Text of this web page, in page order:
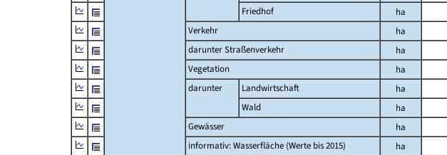
Friedhof
ha
Verkehr
ha
darunter Straßenverkehr
ha
Vegetation
ha
darunter
Landwirtschaft
ha
Wald
ha
Gewässer
ha
informativ: Wasserfläche (Werte bis 2015)
ha